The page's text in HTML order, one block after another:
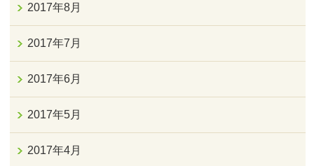
2017年8月
2017年7月
2017年6月
2017年5月
2017年4月